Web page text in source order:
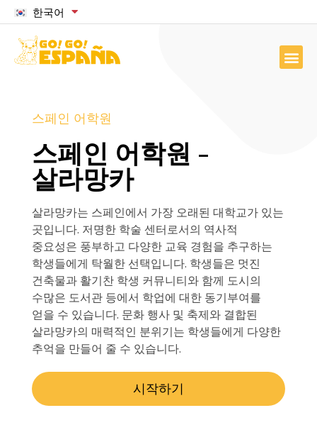
한국어
스페인 어학원
스페인 어학원 -
살라망카
살라망카는 스페인에서 가장 오래된 대학교가 있는
곳입니다. 저명한 학술 센터로서의 역사적
중요성은 풍부하고 다양한 교육 경험을 추구하는
학생들에게 탁월한 선택입니다. 학생들은 멋진
건축물과 활기찬 학생 커뮤니티와 함께 도시의
수많은 도서관 등에서 학업에 대한 동기부여를
얻을 수 있습니다. 문화 행사 및 축제와 결합된
살라망카의 매력적인 분위기는 학생들에게 다양한
추억을 만들어 줄 수 있습니다.
시작하기